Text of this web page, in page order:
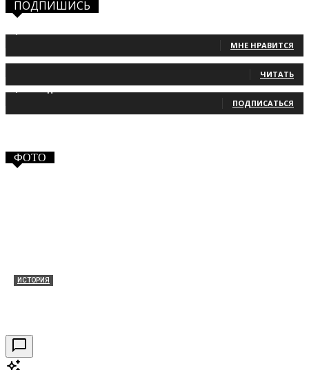
ПОДПИШИСЬ
МНЕ НРАВИТСЯ
ЧИТАТЬ
ПОДПИСАТЬСЯ
ФОТО
ИСТОРИЯ